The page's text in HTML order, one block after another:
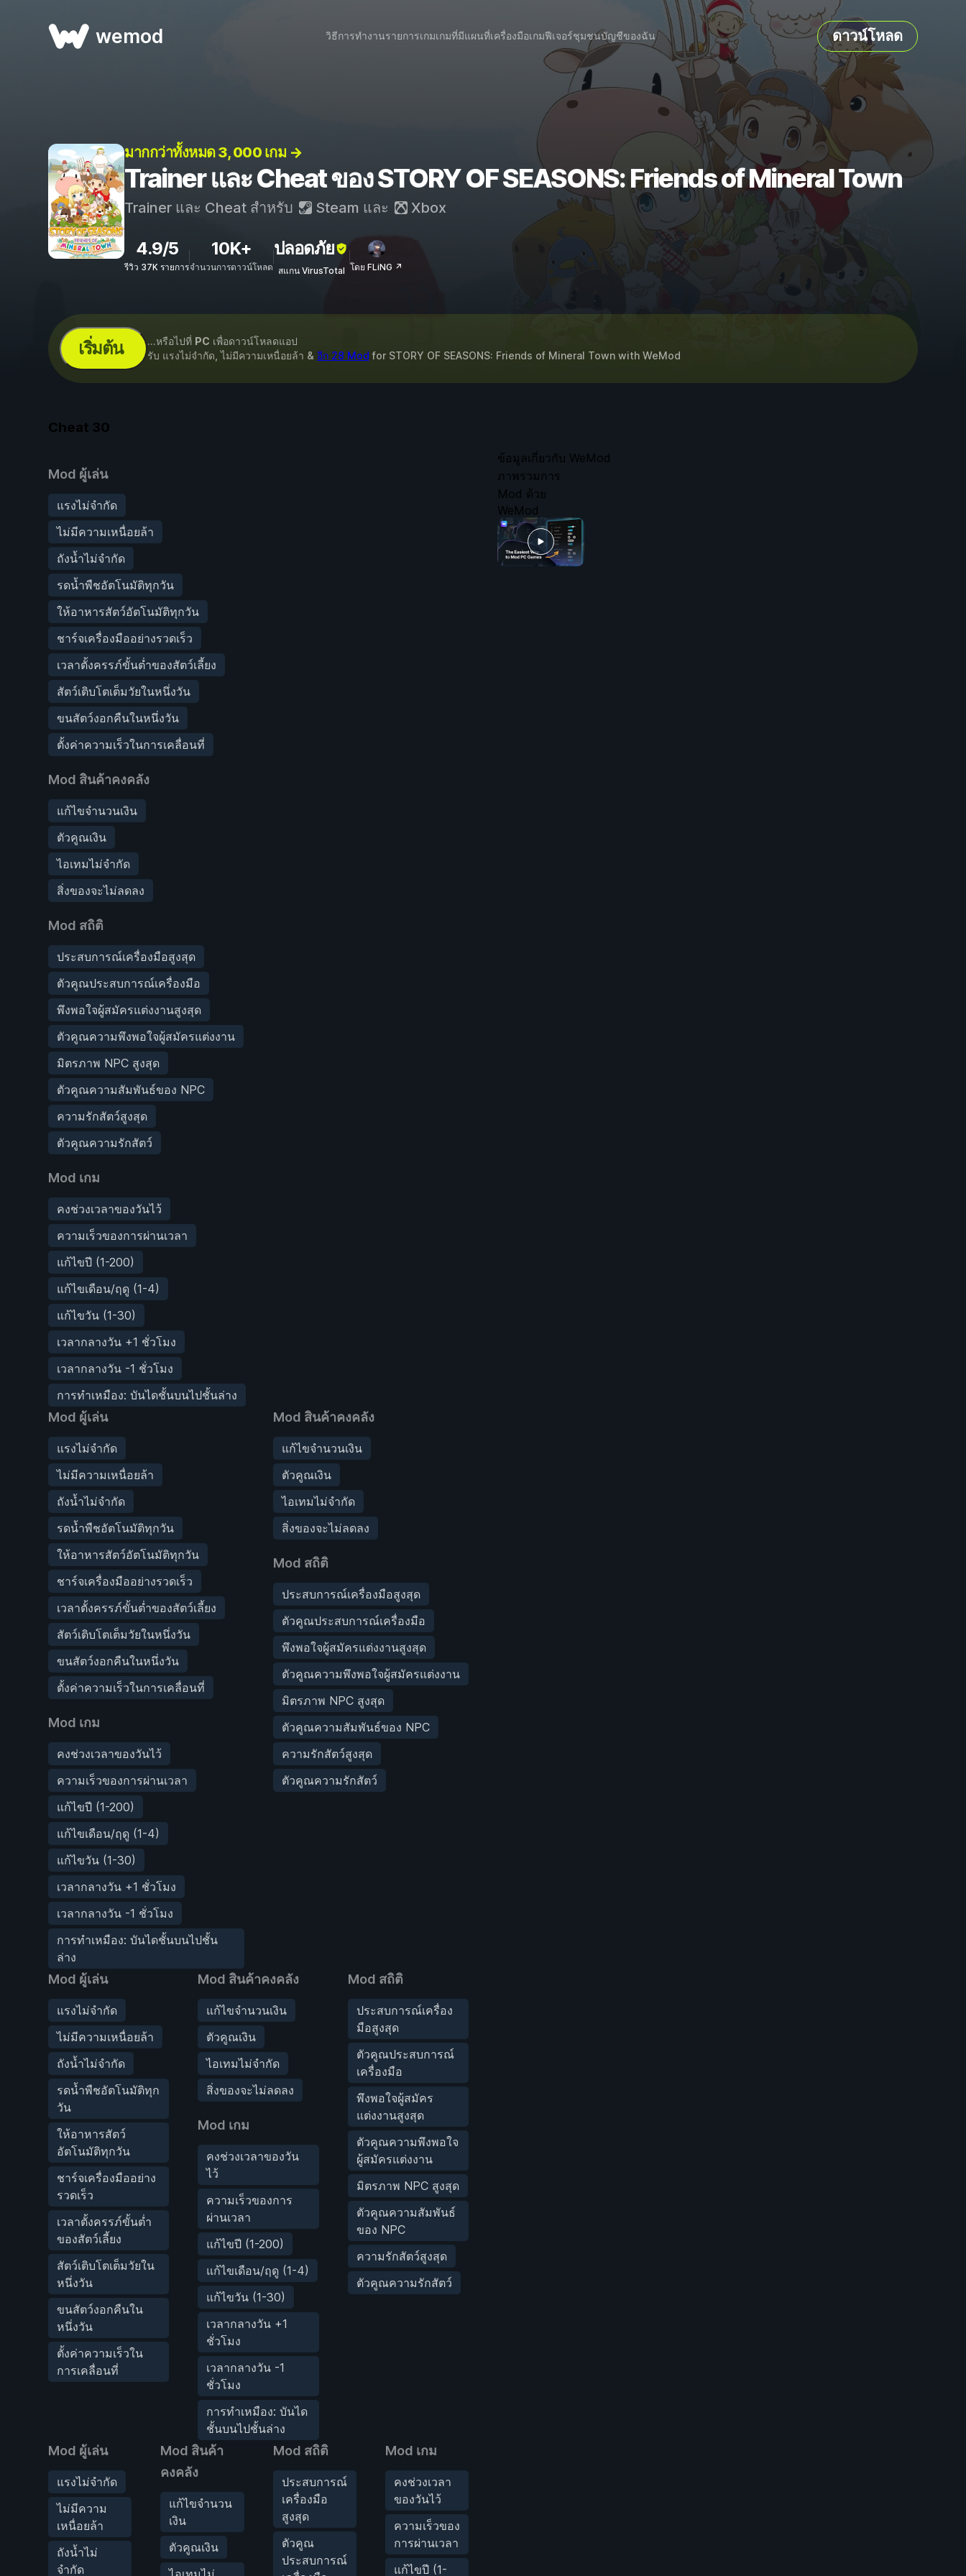
wemod วิธีการทำงานรายการเกมเกมที่มีแผนที่เครื่องมือเกมฟีเจอร์ชุมชนบัญชีของฉัน ดาวน์โหลด
มากกว่าทั้งหมด 3, 000 เกม →
Trainer และ Cheat ของ STORY OF SEASONS: Friends of Mineral Town
Trainer และ Cheat สำหรับ Steam และ Xbox
4.9/5
รีวิว 37K รายการ
10K+
จำนวนการดาวน์โหลด
ปลอดภัย
สแกน VirusTotal โดย FLiNG ↗
เริ่มต้น ...หรือไปที่ PC เพื่อดาวน์โหลดแอป
รับ แรงไม่จำกัด, ไม่มีความเหนื่อยล้า & อีก 28 Mod for STORY OF SEASONS: Friends of Mineral Townwith WeMod
Cheat 30
Mod ผู้เล่น
แรงไม่จำกัด
ไม่มีความเหนื่อยล้า
ถังน้ำไม่จำกัด
รดน้ำพืชอัตโนมัติทุกวัน
ให้อาหารสัตว์อัตโนมัติทุกวัน
ชาร์จเครื่องมืออย่างรวดเร็ว
เวลาตั้งครรภ์ขั้นต่ำของสัตว์เลี้ยง
สัตว์เติบโตเต็มวัยในหนึ่งวัน
ขนสัตว์งอกคืนในหนึ่งวัน
ตั้งค่าความเร็วในการเคลื่อนที่
Mod สินค้าคงคลัง
แก้ไขจำนวนเงิน
ตัวคูณเงิน
ไอเทมไม่จำกัด
สิ่งของจะไม่ลดลง
Mod สถิติ
ประสบการณ์เครื่องมือสูงสุด
ตัวคูณประสบการณ์เครื่องมือ
พึงพอใจผู้สมัครแต่งงานสูงสุด
ตัวคูณความพึงพอใจผู้สมัครแต่งงาน
มิตรภาพ NPC สูงสุด
ตัวคูณความสัมพันธ์ของ NPC
ความรักสัตว์สูงสุด
ตัวคูณความรักสัตว์
Mod เกม
คงช่วงเวลาของวันไว้
ความเร็วของการผ่านเวลา
แก้ไขปี (1-200)
แก้ไขเดือน/ฤดู (1-4)
แก้ไขวัน (1-30)
เวลากลางวัน +1 ชั่วโมง
เวลากลางวัน -1 ชั่วโมง
การทำเหมือง: บันไดชั้นบนไปชั้นล่าง
Mod ผู้เล่น
แรงไม่จำกัด
ไม่มีความเหนื่อยล้า
ถังน้ำไม่จำกัด
รดน้ำพืชอัตโนมัติทุกวัน
ให้อาหารสัตว์อัตโนมัติทุกวัน
ชาร์จเครื่องมืออย่างรวดเร็ว
เวลาตั้งครรภ์ขั้นต่ำของสัตว์เลี้ยง
สัตว์เติบโตเต็มวัยในหนึ่งวัน
ขนสัตว์งอกคืนในหนึ่งวัน
ตั้งค่าความเร็วในการเคลื่อนที่
Mod เกม
คงช่วงเวลาของวันไว้
ความเร็วของการผ่านเวลา
แก้ไขปี (1-200)
แก้ไขเดือน/ฤดู (1-4)
แก้ไขวัน (1-30)
เวลากลางวัน +1 ชั่วโมง
เวลากลางวัน -1 ชั่วโมง
การทำเหมือง: บันไดชั้นบนไปชั้น
ล่าง
Mod สินค้าคงคลัง
แก้ไขจำนวนเงิน
ตัวคูณเงิน
ไอเทมไม่จำกัด
สิ่งของจะไม่ลดลง
Mod สถิติ
ประสบการณ์เครื่องมือสูงสุด
ตัวคูณประสบการณ์เครื่องมือ
พึงพอใจผู้สมัครแต่งงานสูงสุด
ตัวคูณความพึงพอใจผู้สมัครแต่งงาน
มิตรภาพ NPC สูงสุด
ตัวคูณความสัมพันธ์ของ NPC
ความรักสัตว์สูงสุด
ตัวคูณความรักสัตว์
Mod ผู้เล่น
แรงไม่จำกัด
ไม่มีความเหนื่อยล้า
ถังน้ำไม่จำกัด
รดน้ำพืชอัตโนมัติทุก
วัน
ให้อาหารสัตว์
อัตโนมัติทุกวัน
ชาร์จเครื่องมืออย่าง
รวดเร็ว
เวลาตั้งครรภ์ขั้นต่ำ
ของสัตว์เลี้ยง
สัตว์เติบโตเต็มวัยใน
หนึ่งวัน
ขนสัตว์งอกคืนใน
หนึ่งวัน
ตั้งค่าความเร็วใน
การเคลื่อนที่
Mod สินค้าคงคลัง
แก้ไขจำนวนเงิน
ตัวคูณเงิน
ไอเทมไม่จำกัด
สิ่งของจะไม่ลดลง
Mod เกม
คงช่วงเวลาของวัน
ไว้
ความเร็วของการ
ผ่านเวลา
แก้ไขปี (1-200)
แก้ไขเดือน/ฤดู (1-4)
แก้ไขวัน (1-30)
เวลากลางวัน +1
ชั่วโมง
เวลากลางวัน -1
ชั่วโมง
การทำเหมือง: บันได
ชั้นบนไปชั้นล่าง
Mod สถิติ
ประสบการณ์เครื่อง
มือสูงสุด
ตัวคูณประสบการณ์
เครื่องมือ
พึงพอใจผู้สมัคร
แต่งงานสูงสุด
ตัวคูณความพึงพอใจ
ผู้สมัครแต่งงาน
มิตรภาพ NPC สูงสุด
ตัวคูณความสัมพันธ์
ของ NPC
ความรักสัตว์สูงสุด
ตัวคูณความรักสัตว์
Mod ผู้เล่น
แรงไม่จำกัด
ไม่มีความ
เหนื่อยล้า
ถังน้ำไม่
จำกัด
Mod สินค้า
คงคลัง
แก้ไขจำนวน
เงิน
ตัวคูณเงิน
Mod สถิติ
ประสบการณ์
เครื่องมือ
สูงสุด
ตัวคูณ
ประสบการณ์
Mod เกม
คงช่วงเวลา
ของวันไว้
ความเร็วของ
การผ่านเวลา
แก้ไขปี (1-
ข้อมูลเกี่ยวกับ WeMod
ภาพรวมการ
Mod ด้วย
WeMod